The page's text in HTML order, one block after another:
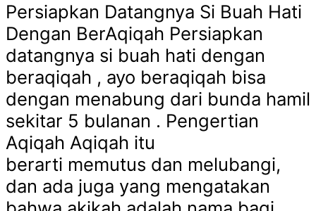
Persiapkan Datangnya Si Buah Hati
Dengan BerAqiqah Persiapkan
datangnya si buah hati dengan
beraqiqah , ayo beraqiqah bisa
dengan menabung dari bunda hamil
sekitar 5 bulanan . Pengertian
Aqiqah Aqiqah itu
berarti memutus dan melubangi,
dan ada juga yang mengatakan